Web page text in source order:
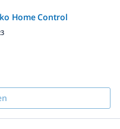
Home Control